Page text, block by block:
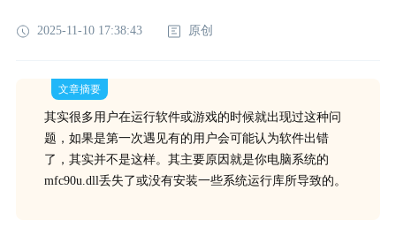
2025-11-10 17:38:43 原创
文章摘要
其实很多用户在运行软件或游戏的时候就出现过这种问
题，如果是第一次遇见有的用户会可能认为软件出错
了，其实并不是这样。其主要原因就是你电脑系统的
mfc90u.dll丢失了或没有安装一些系统运行库所导致的。